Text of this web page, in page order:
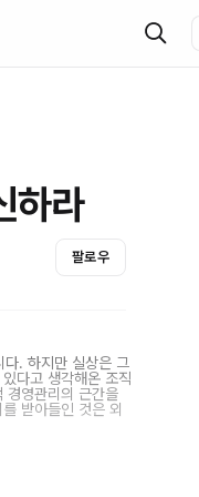
하라
팔로우
. 하지만 실상은 그
다고 생각해온 조직
경영관리의 근간을
받아들인 것은 외